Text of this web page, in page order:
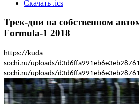
Скачать .ics
Трек-дни на собственном
Formula-1 2018
https://kuda-
sochi.ru/uploads/
sochi.ru/uploads/